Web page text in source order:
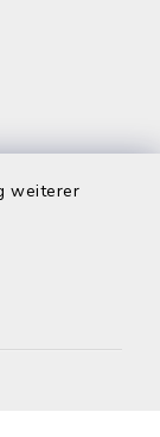
weiterer